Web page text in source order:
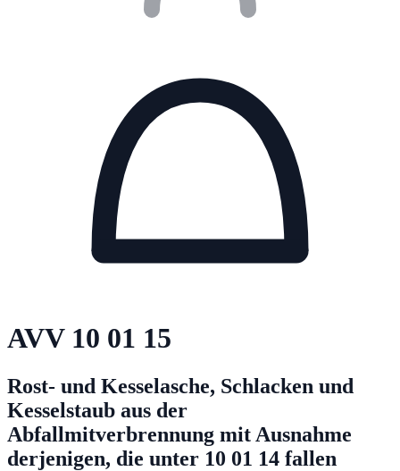
AVV 10 01 15
Rost- und Kesselasche, Schlacken und
Kesselstaub aus der
Abfallmitverbrennung mit Ausnahme
derjenigen, die unter 10 01 14 fallen